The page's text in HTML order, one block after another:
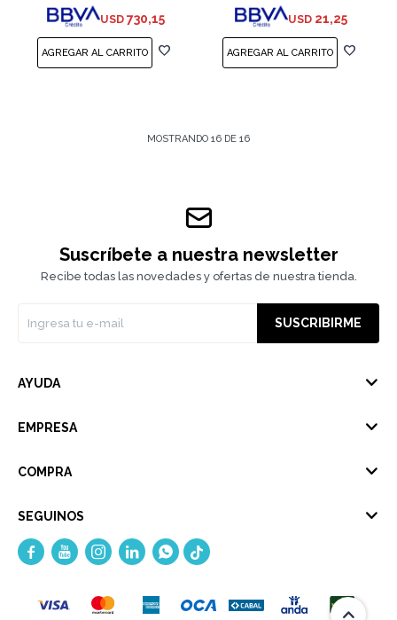
USD 730,15 USD 21,25
MOSTRANDO 16 DE 16
Suscríbete a nuestra newsletter
Recibe todas las novedades y ofertas de nuestra tienda.
SUSCRIBIRME
AYUDA
EMPRESA
COMPRA
SEGUINOS
    